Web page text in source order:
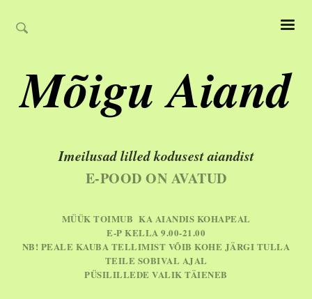
Mõigu Aiand
Imeilusad lilled kodusest aiandist
E-POOD ON AVATUD
MÜÜK TOIMUB KA AIANDIS KOHAPEAL
E-P KELLA 9.00-21.00
NB! PEALE KAUBA TELLIMIST VÕIB KOHE JÄRGI TULLA
TEILE SOBIVAL AJAL
PÜSILILLEDE VALIK TÄIENEB